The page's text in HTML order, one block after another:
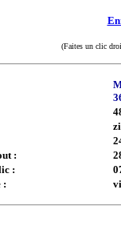
(Faites un clic
:
:
: